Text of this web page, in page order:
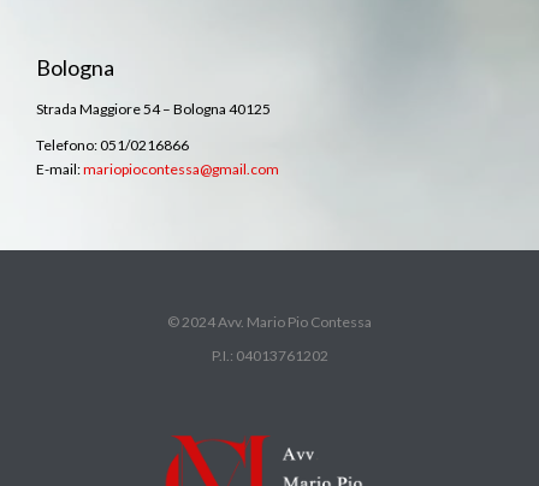
Bologna
Strada Maggiore 54 – Bologna 40125
Telefono: 051/0216866
E-mail:mariopiocontessa@gmail.com
© 2024 Avv. Mario Pio Contessa
P.I.: 04013761202